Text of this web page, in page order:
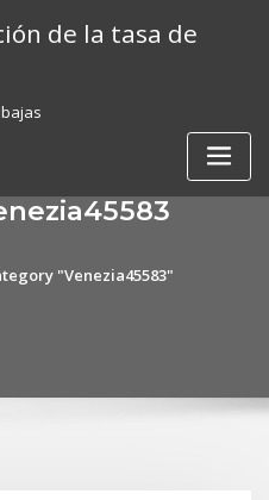
de la tasa de
"Venezia45583"